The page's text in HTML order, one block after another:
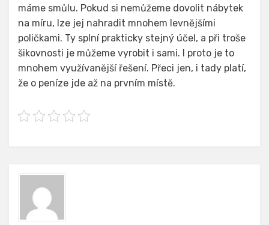
máme smůlu. Pokud si nemůžeme dovolit nábytek
na míru, lze jej nahradit mnohem levnějšími
poličkami. Ty splní prakticky stejný účel, a při troše
šikovnosti je můžeme vyrobit i sami. I proto je to
mnohem využívanější řešení. Přeci jen, i tady platí,
že o peníze jde až na prvním místě.